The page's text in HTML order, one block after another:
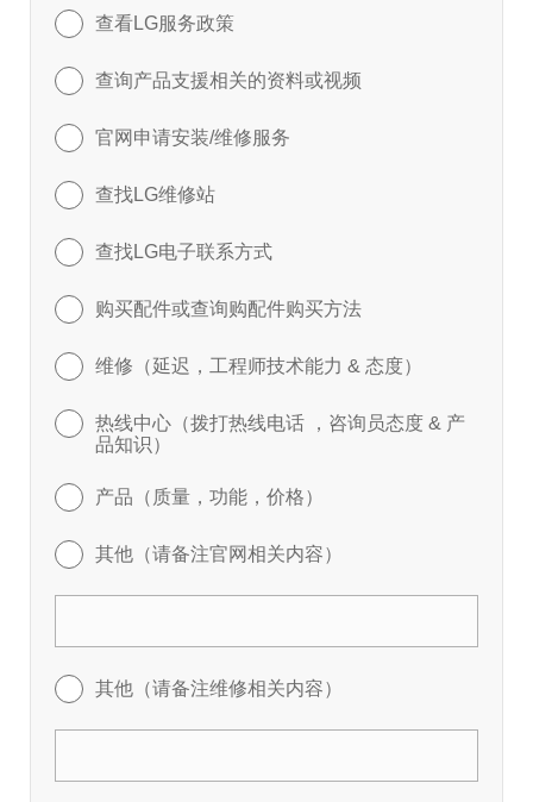
查看LG服务政策
查询产品支援相关的资料或视频
官网申请安装/维修服务
查找LG维修站
查找LG电子联系方式
购买配件或查询购配件购买方法
维修（延迟，工程师技术能力 & 态度）
热线中心（拨打热线电话 ，咨询员态度 & 产
品知识）
产品（质量，功能，价格）
其他（请备注官网相关内容）
其他（请备注维修相关内容）